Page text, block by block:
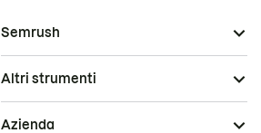
Semrush
Altri strumenti
Azienda